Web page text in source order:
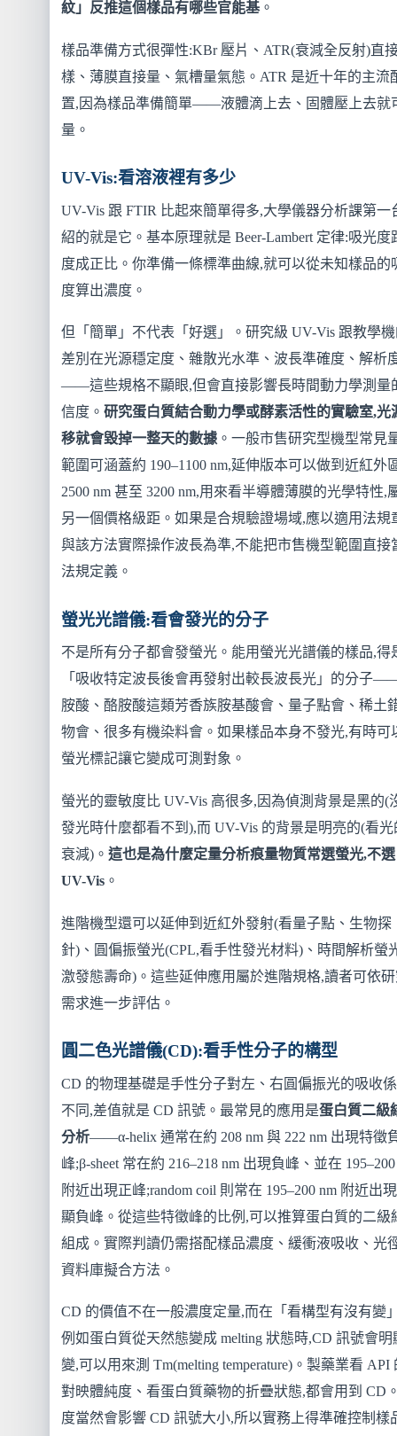
紋」反推這個樣品有哪些官能基。
樣品準備方式很彈性:KBr 壓片、ATR(衰減全反射)直
樣、薄膜直接量、氣槽量氣態。ATR 是近十年的主流
置,因為樣品準備簡單——液體滴上去、固體壓上去就
量。
UV-Vis:看溶液裡有多少
UV-Vis 跟 FTIR 比起來簡單得多,大學儀器分析課第一
紹的就是它。基本原理就是 Beer-Lambert 定律:吸光度
度成正比。你準備一條標準曲線,就可以從未知樣品的
度算出濃度。
但「簡單」不代表「好選」。研究級 UV-Vis 跟教學
差別在光源穩定度、雜散光水準、波長準確度、解析
——這些規格不顯眼,但會直接影響長時間動力學測量
信度。 研究蛋白質結合動力學或酵素活性的實驗室,光
移就會毀掉一整天的數據。一般市售研究型機型常見
範圍可涵蓋約 190–1100 nm,延伸版本可以做到近紅外
2500 nm 甚至 3200 nm,用來看半導體薄膜的光學特性,
另一個價格級距。如果是合規驗證場域,應以適用法規
與該方法實際操作波長為準,不能把市售機型範圍直接
法規定義。
螢光光譜儀:看會發光的分子
不是所有分子都會發螢光。能用螢光光譜儀的樣品,得
「吸收特定波長後會再發射出較長波長光」的分子
胺酸、酪胺酸這類芳香族胺基酸會、量子點會、稀土
物會、很多有機染料會。如果樣品本身不發光,有時可
螢光標記讓它變成可測對象。
螢光的靈敏度比 UV-Vis 高很多,因為偵測背景是黑的(
發光時什麼都看不到),而 UV-Vis 的背景是明亮的(看光
衰減)。 這也是為什麼定量分析痕量物質常選螢光,不選
UV-Vis。
進階機型還可以延伸到近紅外發射(看量子點、生物探
針)、圓偏振螢光(CPL,看手性發光材料)、時間解析螢
激發態壽命)。這些延伸應用屬於進階規格,讀者可依
需求進一步評估。
圓二色光譜儀(CD):看手性分子的構型
CD 的物理基礎是手性分子對左、右圓偏振光的吸收
不同,差值就是 CD 訊號。最常見的應用是蛋白質二級
分析——α-helix 通常在約 208 nm 與 222 nm 出現特徵
峰;β-sheet 常在約 216–218 nm 出現負峰、並在
附近出現正峰;random coil 則常在 195–200 nm 附近出
顯負峰。從這些特徵峰的比例,可以推算蛋白質的二級
組成。實際判讀仍需搭配樣品濃度、緩衝液吸收、光
資料庫擬合方法。
CD 的價值不在一般濃度定量,而在「看構型有沒有變
例如蛋白質從天然態變成 melting 狀態時,CD 訊號會明
變,可以用來測 Tm(melting temperature)。製藥業看 API
對映體純度、看蛋白質藥物的折疊狀態,都會用到 CD
度當然會影響 CD 訊號大小,所以實務上得準確控制樣